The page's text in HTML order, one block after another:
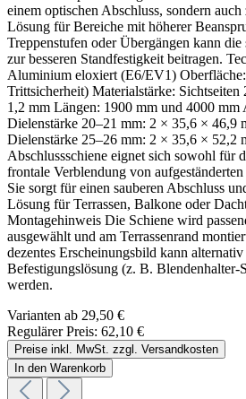
einem optischen Abschluss, sondern
Lösung für Bereiche mit höherer
Treppenstufen oder Übergängen kann
zur besseren Standfestigkeit beitragen.
Aluminium eloxiert (E6/EV1)
Trittsicherheit) Materialstärke:
1,2 mm Längen: 1900 mm und 4000
Dielenstärke 20–21 mm: 2 × 35,6 × 46,9
Dielenstärke 25–26 mm: 2 × 35,6 × 52,2
Abschlussschiene eignet sich sowohl für
frontale Verblendung von
Sie sorgt für einen sauberen Abschluss
Lösung für Terrassen, Balkone oder
Montagehinweis Die Schiene wird
ausgewählt und am Terrassenrand
dezentes Erscheinungsbild kann
Befestigungslösung (z. B. Blendenhalter-
werden.
Varianten ab 29,50 €
Regulärer Preis: 62,10 €
Preise inkl. MwSt. zzgl. Versandkosten
In den Warenkorb